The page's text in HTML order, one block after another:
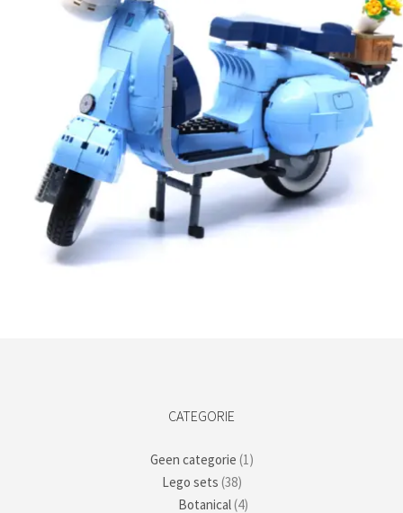
CATEGORIE
Geen categorie (1)
Lego sets (38)
Botanical(4)